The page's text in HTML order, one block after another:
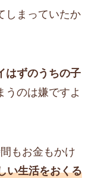
しまっていたか
はずのうちの子
うのは嫌ですよ
もお金もかけ
い生活をおくる